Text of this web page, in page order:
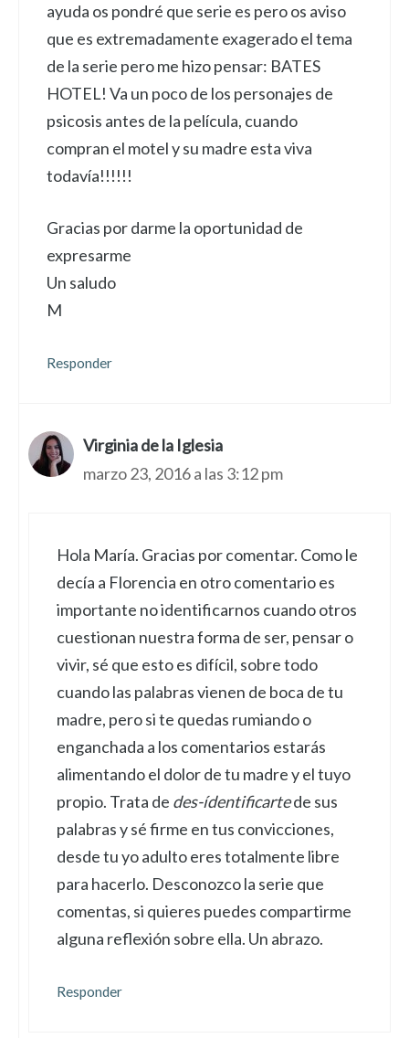
ayuda os pondré que serie es pero os aviso
que es extremadamente exagerado el tema
de la serie pero me hizo pensar: BATES
HOTEL! Va un poco de los personajes de
psicosis antes de la película, cuando
compran el motel y su madre esta viva
todavía!!!!!!
Gracias por darme la oportunidad de
expresarme
Un saludo
M
Responder
Virginia de la Iglesia
marzo 23, 2016 a las 3:12 pm
Hola María. Gracias por comentar. Como le
decía a Florencia en otro comentario es
importante no identificarnos cuando otros
cuestionan nuestra forma de ser, pensar o
vivir, sé que esto es difícil, sobre todo
cuando las palabras vienen de boca de tu
madre, pero si te quedas rumiando o
enganchada a los comentarios estarás
alimentando el dolor de tu madre y el tuyo
propio. Trata de des-ídentificartede sus
palabras y sé firme en tus convicciones,
desde tu yo adulto eres totalmente libre
para hacerlo. Desconozco la serie que
comentas, si quieres puedes compartirme
alguna reflexión sobre ella. Un abrazo.
Responder